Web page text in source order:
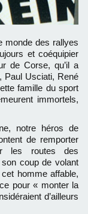
et coéquipier
de Corse, qu’il a
Paul Usciati, René
famille du sport
immortels,
notre héros de
de remporter
les routes des
coup de volant
homme affable,
pour « monter la
d’ailleurs